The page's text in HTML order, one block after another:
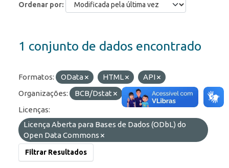
Ordenar por
1 conjunto de dados encontrado
Formatos: OData HTML
API
Organizações:
BCB/Dstat Etiquetas:
IED
Licenças:
Licença Aberta para Bases de Dados (ODbL) do
Open Data Commons
Filtrar Resultados